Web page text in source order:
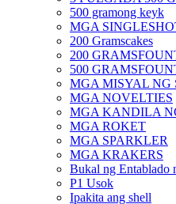
500 gramong keyk
MGA
200 Gramscakes
200
500
MGA MISYAL NG
MGA NOVELTIES
MGA KANDILA
MGA ROKET
MGA SPARKLER
MGA KRAKERS
Bukal ng Entablado
P1 Usok
Ipakita ang shell